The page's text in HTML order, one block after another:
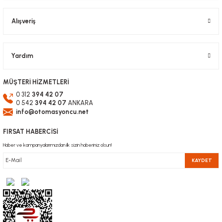
Alışveriş
Yardım
MÜŞTERİ HİZMETLERİ
0 312 394 42 07
0 542 394 42 07 ANKARA
info@otomasyoncu.net
FIRSAT HABERCİSİ
Haber ve kampanyalarımızdan ilk sizin haberiniz olsun!
KAYDET